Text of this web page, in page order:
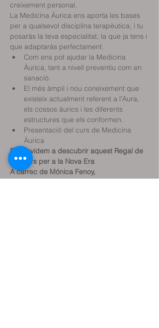
creixement personal.
La Medicina Àurica ens aporta les bases
per a qualsevol disciplina terapèutica, i tu
posaràs la teva especialitat, la que ja tens i
que adaptaràs perfectament.
Com ens pot ajudar la Medicina
Àurica, tant a nivell preventiu com en
sanació.
El més àmpli i nou coneixement que
existeix actualment referent a l'Aura,
els cossos àurics i les diferents
estructures que els conformen.
Presentació del curs de Medicina
Àurica
Et convidem a descubrir aquest Regal de
l'Univers per a la Nova Era
A càrrec de Mónica Fenoy,